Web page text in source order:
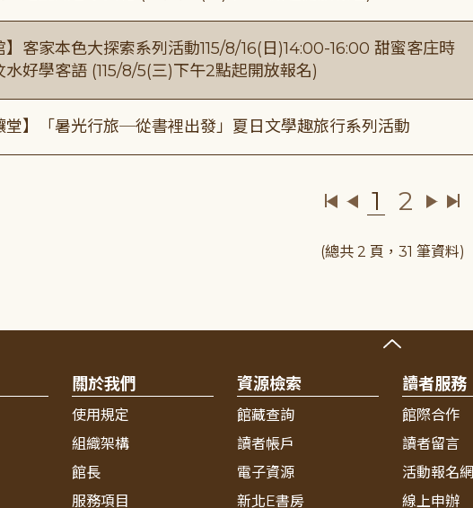
】客家本色大探索系列活動115/8/16(日)14:00-16:00 甜蜜客庄時
水好學客語 (115/8/5(三)下午2點起開放報名)
堂】「暑光行旅─從書裡出發」夏日文學趣旅行系列活動
1 2
(總共 2 頁，31 筆資料)
關於我們
使用規定
組織架構
館長
服務項目
資源檢索
館藏查詢
讀者帳戶
電子資源
新北E書房
讀者服務
館際合作
讀者留言
活動報名網
線上申辦